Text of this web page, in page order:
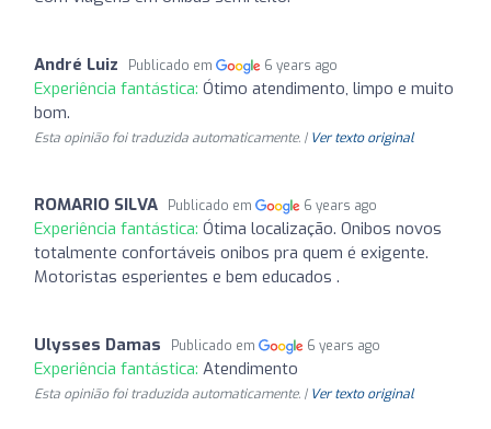
André Luiz Publicado em 6 years ago
Experiência fantástica: Ótimo atendimento, limpo e muito
bom.
Esta opinião foi traduzida automaticamente. | Ver texto original
ROMARIO SILVA Publicado em 6 years ago
Experiência fantástica: Ótima localização. Onibos novos
totalmente confortáveis onibos pra quem é exigente.
Motoristas esperientes e bem educados .
Ulysses Damas Publicado em 6 years ago
Experiência fantástica: Atendimento
Esta opinião foi traduzida automaticamente. | Ver texto original